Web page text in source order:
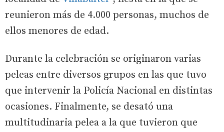
reunieron más de 4.000 personas, muchos de
ellos menores de edad.
Durante la celebración se originaron varias
peleas entre diversos grupos en las que tuvo
que intervenir la Policía Nacional en distintas
ocasiones. Finalmente, se desató una
multitudinaria pelea a la que tuvieron que